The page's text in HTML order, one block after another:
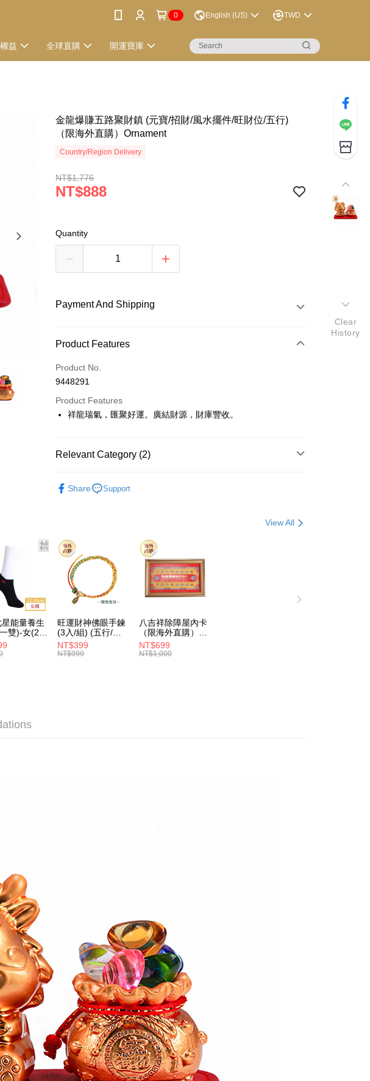
0 English (US) TWD
益 全球直購 開運寶庫
金龍爆賺五路聚財鎮 (元寶/招財/風水擺件/旺財位/五行)
（限海外直購）Ornament
Country/Region Delivery
NT$1,776
NT$888
Quantity
Payment And Shipping
Payment Method
Credit Card (Full Payment)
Apple Pay
Google Pay
Product Features
Product No.
9448291
Product Features
祥龍瑞氣，匯聚好運。廣結財源，財庫豐收。
Relevant Category (2)
Share Support
View All
星能量養生
雙)-女(22-
船型 （限
）Socks
旺運財神佛眼手鍊
(3入/組) (五行/黃
財神/招財/淨化磁
場) (限海外直購)
NT$399
NT$999
八吉祥除障屋內卡
（限海外直購）
Ornament
NT$699
NT$1,000
Clear
History